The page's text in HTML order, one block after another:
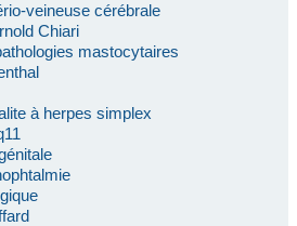
veineuse cérébrale
Chiari
mastocytaires
à herpes simplex